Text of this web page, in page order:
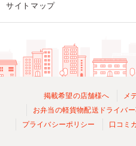
サイトマップ
掲載希望の店舗様へ メ
お弁当の軽貨物配送ドライバ
プライバシーポリシー
口コミ